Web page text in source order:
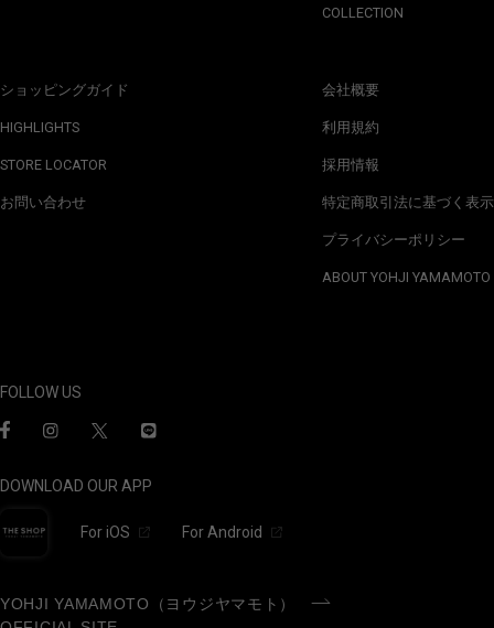
ショッピングガイド
HIGHLIGHTS
STORE LOCATOR
お問い合わせ
COLLECTION
会社概要
利用規約
採用情報
特定商取引法に基づく表示
プライバシーポリシー
ABOUT YOHJI YAMAMOTO
FOLLOW US
DOWNLOAD OUR APP
For iOS For Android
YOHJI YAMAMOTO（ヨウジヤマモト）